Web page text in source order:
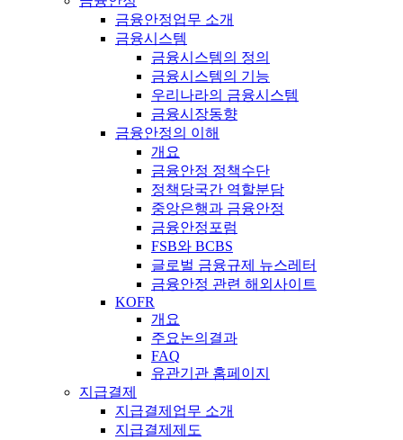
금융안정업무 소개
금융시스템
금융시스템의 정의
금융시스템의 기능
우리나라의 금융시스템
금융시장동향
금융안정의 이해
개요
금융안정 정책수단
정책당국간 역할분담
중앙은행과 금융안정
금융안정포럼
FSB와 BCBS
글로벌 금융규제 뉴스레터
금융안정 관련 해외사이트
KOFR
개요
주요논의결과
FAQ
유관기관 홈페이지
지급결제
지급결제업무 소개
지급결제제도